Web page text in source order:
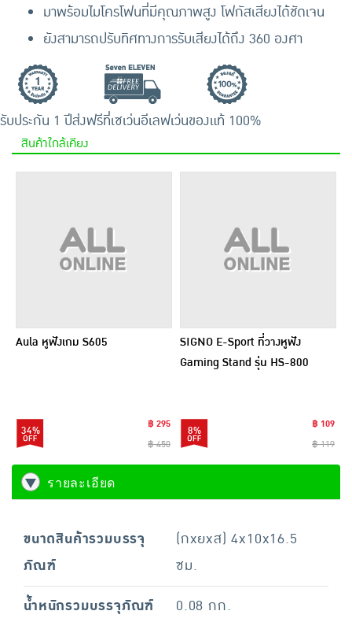
มาพร้อมไมโครโฟนที่มีคุณภาพสูง โฟกัสเสียงได้ชัดเจน
ยังสามารถปรับทิศทางการรับเสียงได้ถึง 360 องศา
รับประกัน 1 ปีส่งฟรีที่เซเว่นอีเลฟเว่นของแท้ 100%
สินค้าใกล้เคียง
Aula หูฟังเกม S605
34%
฿ 295
฿ 450
SIGNO E-Sport ที่วางหูฟัง
Gaming Stand รุ่น HS-800
8%
฿ 109
฿ 119
รายละเอียด
ขนาดสินค้ารวมบรรจุ
ภัณฑ์
(กxยxส) 4x10x16.5
ซม.
น้ำหนักรวมบรรจุภัณฑ์
0.08 กก.